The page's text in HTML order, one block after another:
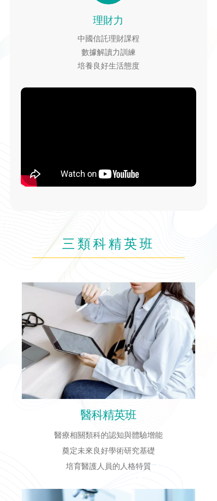
理財力
中國信託理財課程
數據解讀力訓練
培養良好生活態度
三類科精英班
醫科精英班
醫療相關類科的認知與體驗增能
奠定未來良好學術研究基礎
培育醫護人員的人格特質